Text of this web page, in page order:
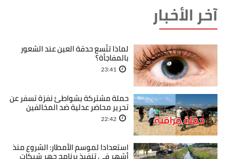
آخر الأخبار
لماذا تتّسع حدقة العين عند الشعور
بالمفاجأة؟
23:41
حملة مشتركة بشواطئ نفزة تسفر عن
تحرير محاضر عدلية ضد المخالفين
22:42
استعدادا لموسم الأمطار: الشروع منذ